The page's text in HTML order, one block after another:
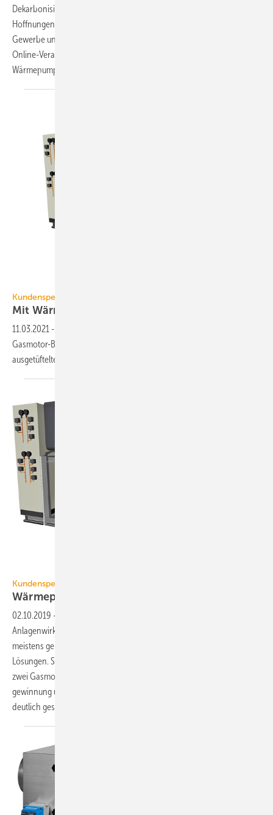
Dekarbonisierungsstrategie der Bundesregierung werden jetzt große
Hoffnungen in die Entwicklung von Großwärmepumpen für Industrie,
Gewerbe und Fernwärmeunternehmen gesetzt. Eindrücke von der
Online-Veranstaltung „Herausforderungen 2021 für Kälte-, Klima- und
Wärmepumpentechnik“, organisiert von DKV und
Kundenspezifisch gefertigte Wärmerückgewinnung
Mit Wärmepumpen BHKW-Effizienz
11.03.2021 -
Gasmotor-BHKW durch Wärmerück­gewinnung über einen
ausgetüftelten BHKW-Wärmepumpen-Verbund deutlich
Kundenspezifisch gefertigte Wärmerückgewinnung
Wärmepumpen steigern die
02.10.2019 -
Anlagenwirkungsgrad steigern. Der Schlüssel zur Realisierung sind
meistens genau auf das Projekt abgestimmte kundenspezifische
Lösungen. So konnte in Offenburg der Gesamt-Nutzungsgrad von
zwei Gasmotor-Blockheizkraftwerken durch die Wärmerück­
gewinnung über einen ausgetüftelten BHKW-Wärmepumpen-Verbund
deutlich gesteigert